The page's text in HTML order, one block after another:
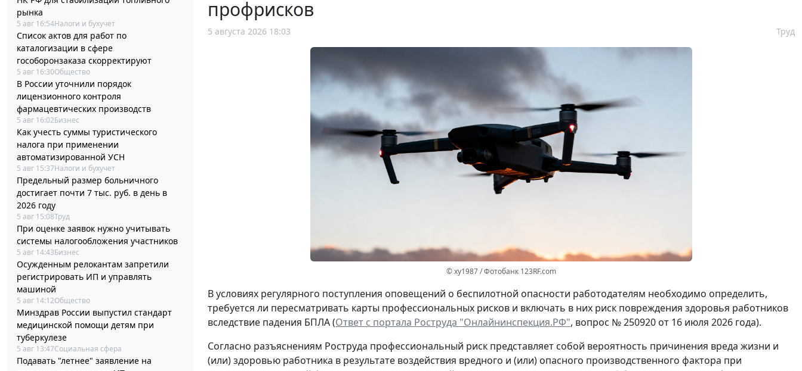
рынка
5 авг 16:54Налоги и бухучет
Список актов для работ по
каталогизации в сфере
гособоронзаказа скорректируют
5 авг 16:30Общество
В России уточнили порядок
лицензионного контроля
фармацевтических производств
5 авг 16:02Бизнес
Как учесть суммы туристического
налога при применении
автоматизированной УСН
5 авг 15:37Налоги и бухучет
Предельный размер больничного
достигает почти 7 тыс. руб. в день в
2026 году
5 авг 15:08Труд
При оценке заявок нужно учитывать
системы налогообложения участников
5 авг 14:43Бизнес
Осужденным релокантам запретили
регистрировать ИП и управлять
машиной
5 авг 14:12Общество
Минздрав России выпустил стандарт
медицинской помощи детям при
туберкулезе
5 авг 13:47Социальная сфера
Подавать "летнее" заявление на
профрисков
5 августа 2026 18:03 Труд
© xy1987 / Фотобанк 123RF.com
В условиях регулярного поступления оповещений о беспилотной опасности работодателям необходимо определить,
требуется ли пересматривать карты профессиональных рисков и включать в них риск повреждения здоровья работников
вследствие падения БПЛА (Ответ с портала Роструда "Онлайнинспекция.РФ", вопрос № 250920 от 16 июля 2026 года).
Согласно разъяснениям Роструда профессиональный риск представляет собой вероятность причинения вреда жизни и
(или) здоровью работника в результате воздействия вредного и (или) опасного производственного фактора при